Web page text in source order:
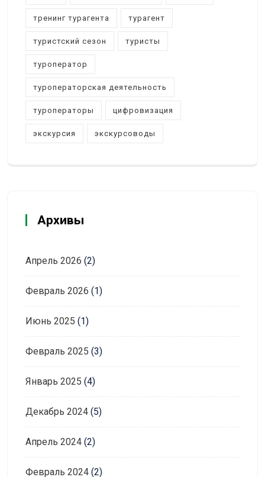
тренинг турагента турагент
туристский сезон туристы
туроператор
туроператорская деятельность
туроператоры цифровизация
экскурсия экскурсоводы
Архивы
Апрель 2026 (2)
Февраль 2026 (1)
Июнь 2025 (1)
Февраль 2025 (3)
Январь 2025 (4)
Декабрь 2024 (5)
Апрель 2024 (2)
Февраль 2024 (2)